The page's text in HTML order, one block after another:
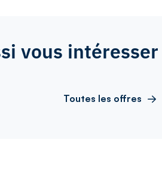
vous intéresser
Toutes les offres